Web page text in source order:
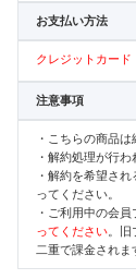
お支払い方法
クレジットカード
注意事項
・こちらの商品は
・解約処理が行
・解約を希望さ
ってください。
・ご利用中の会員
ってください。旧
二重で課金されま